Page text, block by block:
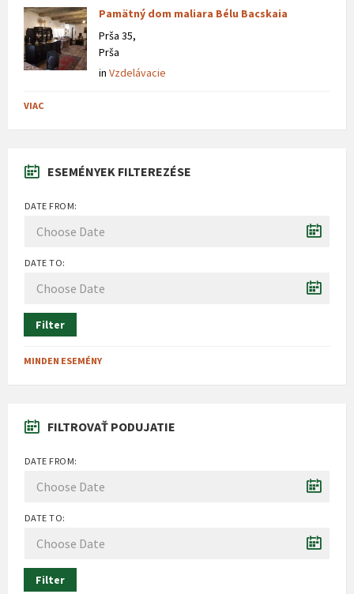
Pamätný dom maliara Bélu Bacskaia
Prša 35,
Prša
in Vzdelávacie
VIAC
ESEMÉNYEK FILTEREZÉSE
DATE FROM:
DATE TO:
Filter
MINDEN ESEMÉNY
FILTROVAŤ PODUJATIE
DATE FROM:
DATE TO:
Filter